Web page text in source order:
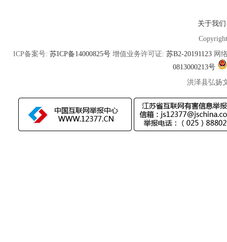
关于我们
ICP备案号: 苏ICP备14000825号 增值业务许可证: 苏B2-20191123 网
0813000213号
洪泽县弘扬